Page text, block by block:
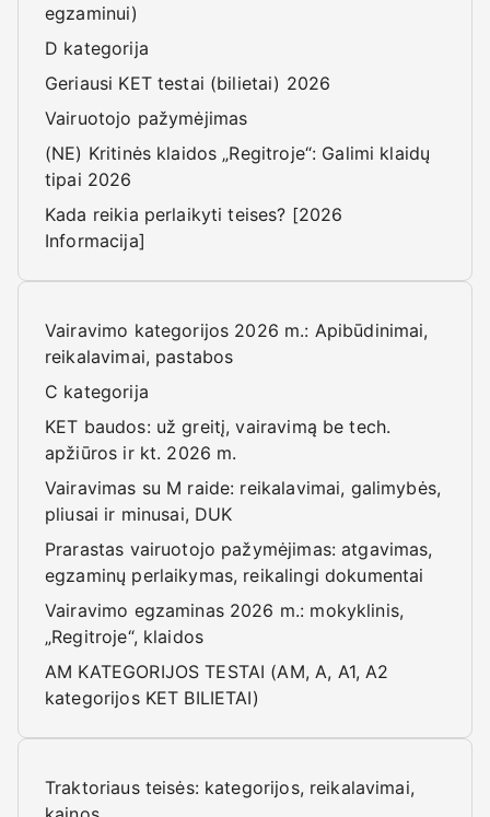
egzaminui)
D kategorija
Geriausi KET testai (bilietai) 2026
Vairuotojo pažymėjimas
(NE) Kritinės klaidos „Regitroje“: Galimi klaidų
tipai 2026
Kada reikia perlaikyti teises? [2026
Informacija]
Vairavimo kategorijos 2026 m.: Apibūdinimai,
reikalavimai, pastabos
C kategorija
KET baudos: už greitį, vairavimą be tech.
apžiūros ir kt. 2026 m.
Vairavimas su M raide: reikalavimai, galimybės,
pliusai ir minusai, DUK
Prarastas vairuotojo pažymėjimas: atgavimas,
egzaminų perlaikymas, reikalingi dokumentai
Vairavimo egzaminas 2026 m.: mokyklinis,
„Regitroje“, klaidos
AM KATEGORIJOS TESTAI (AM, A, A1, A2
kategorijos KET BILIETAI)
Traktoriaus teisės: kategorijos, reikalavimai,